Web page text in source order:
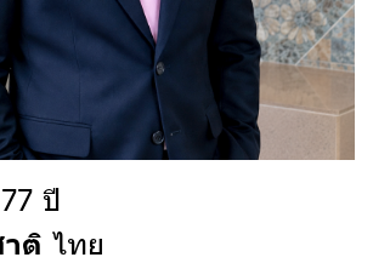
77 ปี
ติ ไทย